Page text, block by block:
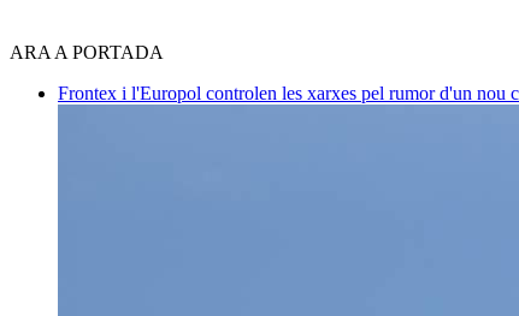
ARA A PORTADA
Frontex i l'Europol controlen les xarxes pel rumor d'un nou